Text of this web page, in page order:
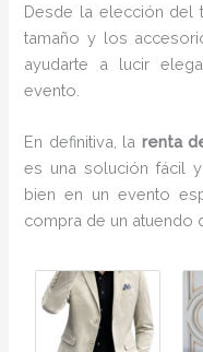
Desde la elección del
tamaño y los
ayudarte a lucir
evento.
En definitiva, la renta
es una solución fácil
bien en un evento
compra de un atuendo